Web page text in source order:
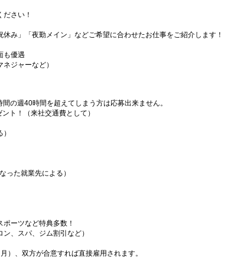
さい！
み」「夜勤メイン」などご希望に合わせたお仕事をご紹介します！
優遇
ジャーなど）
の週40時間を超えてしまう方は応募出来ません。
ト！（来社交通費として）
った就業先による）
ーツなど特典多数！
、スパ、ジム割引など）
、双方が合意すれば直接雇用されます。